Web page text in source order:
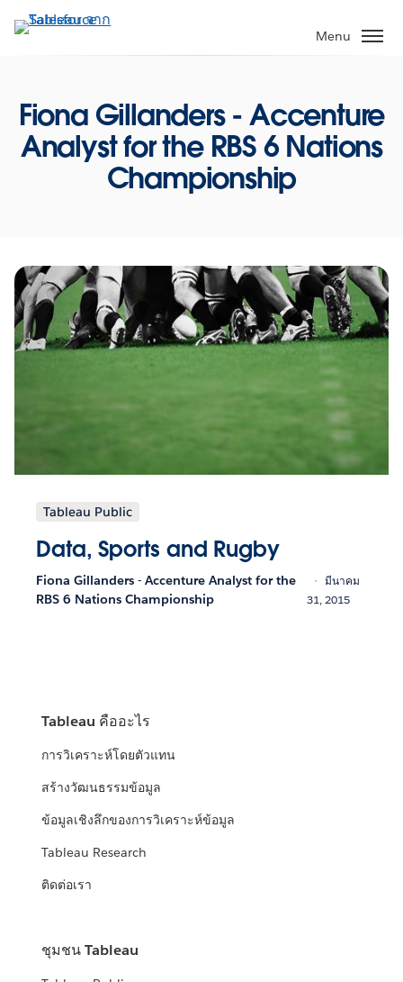
ไป
Menu
Fiona Gillanders - Accenture
Analyst for the RBS 6 Nations
Championship
Tableau Public
Data, Sports and Rugby
Fiona Gillanders - Accenture Analyst for the
RBS 6 Nations Championship
มีนาคม
31, 2015
Tableau คืออะไร
การวิเคราะห์โดยตัวแทน
สร้างวัฒนธรรมข้อมูล
ข้อมูลเชิงลึกของการวิเคราะห์ข้อมูล
Tableau Research
ติดต่อเรา
ชุมชน Tableau